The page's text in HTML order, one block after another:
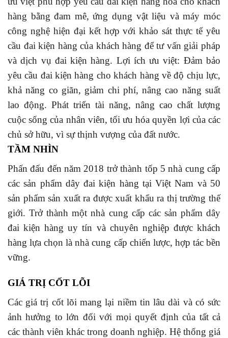
hàng bằng đam mê, ứng dụng vật liệu và máy móc
công nghệ hiện đại kết hợp với khảo sát thực tế yêu
cầu đai kiện hàng của khách hàng để tư vấn giải pháp
và dịch vụ đai kiện hàng. Lợi ích ưu việt: Đảm bảo
yêu cầu đai kiện hàng cho khách hàng về độ chịu lực,
khả năng co giãn, giảm chi phí, nâng cao năng suất
lao động. Phát triển tài năng, nâng cao chất lượng
cuộc sống của nhân viên, tối ưu hóa quyền lợi của các
chủ sở hữu, vì sự thịnh vượng của đất nước.
TẦM NHÌN
Phấn đấu đến năm 2018 trở thành tốp 5 nhà cung cấp
các sản phẩm dây đai kiện hàng tại Việt Nam và 50
sản phẩm sản xuất ra được xuất khẩu ra thị trường thế
giới. Trở thành một nhà cung cấp các sản phẩm dây
đai kiện hàng uy tín và chuyên nghiệp được khách
hàng lựa chọn là nhà cung cấp chiến lược, hợp tác bền
vững.
GIÁ TRỊ CỐT LÕI
Các giá trị cốt lõi mang lại niềm tin lâu dài và có sức
ảnh hưởng to lớn đối với mọi quyết định của tất cả
các thành viên khác trong doanh nghiệp. Hệ thống giá